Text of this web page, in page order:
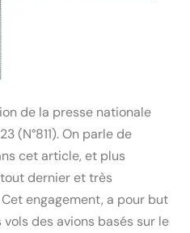
de la presse nationale
(N°811). On parle de
cet article, et plus
dernier et très
engagement, a pour but
des avions basés sur le